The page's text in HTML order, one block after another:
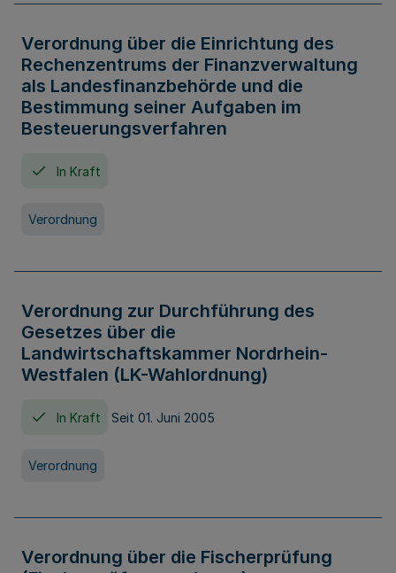
Verordnung über die Einrichtung des
Rechenzentrums der Finanzverwaltung
als Landesfinanzbehörde und die
Bestimmung seiner Aufgaben im
Besteuerungsverfahren
In Kraft
Verordnung
Verordnung zur Durchführung des
Gesetzes über die
Landwirtschaftskammer Nordrhein-
Westfalen (LK-Wahlordnung)
In Kraft Seit 01. Juni 2005
Verordnung
Verordnung über die Fischerprüfung